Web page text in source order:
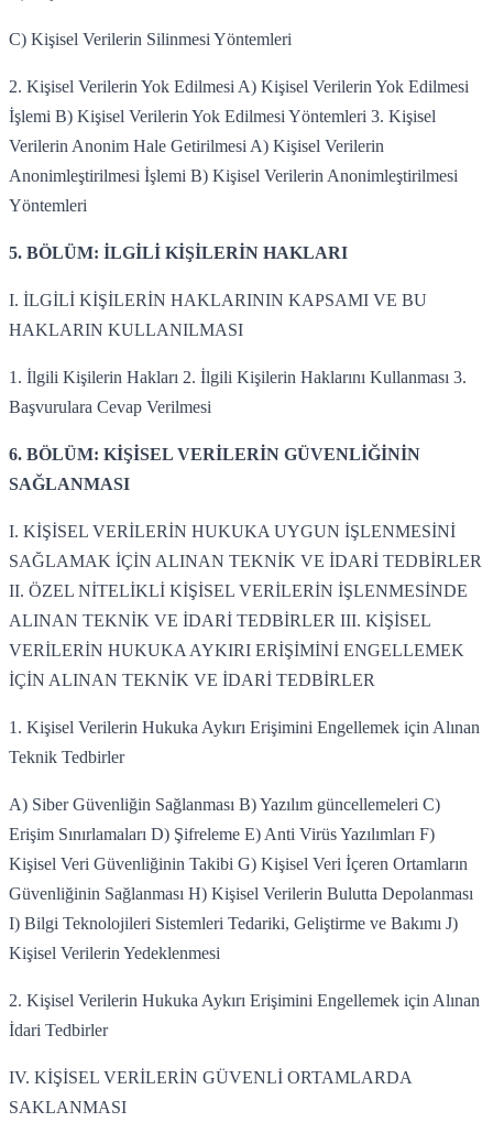
C) Kişisel Verilerin Silinmesi Yöntemleri
2. Kişisel Verilerin Yok Edilmesi A) Kişisel Verilerin Yok Edilmesi
İşlemi B) Kişisel Verilerin Yok Edilmesi Yöntemleri 3. Kişisel
Verilerin Anonim Hale Getirilmesi A) Kişisel Verilerin
Anonimleştirilmesi İşlemi B) Kişisel Verilerin Anonimleştirilmesi
Yöntemleri
5. BÖLÜM: İLGİLİ KİŞİLERİN HAKLARI
I. İLGİLİ KİŞİLERİN HAKLARININ KAPSAMI VE BU
HAKLARIN KULLANILMASI
1. İlgili Kişilerin Hakları 2. İlgili Kişilerin Haklarını Kullanması 3.
Başvurulara Cevap Verilmesi
6. BÖLÜM: KİŞİSEL VERİLERİN GÜVENLİĞİNİN
SAĞLANMASI
I. KİŞİSEL VERİLERİN HUKUKA UYGUN İŞLENMESİNİ
SAĞLAMAK İÇİN ALINAN TEKNİK VE İDARİ TEDBİRLER
II. ÖZEL NİTELİKLİ KİŞİSEL VERİLERİN İŞLENMESİNDE
ALINAN TEKNİK VE İDARİ TEDBİRLER III. KİŞİSEL
VERİLERİN HUKUKA AYKIRI ERİŞİMİNİ ENGELLEMEK
İÇİN ALINAN TEKNİK VE İDARİ TEDBİRLER
1. Kişisel Verilerin Hukuka Aykırı Erişimini Engellemek için Alınan
Teknik Tedbirler
A) Siber Güvenliğin Sağlanması B) Yazılım güncellemeleri C)
Erişim Sınırlamaları D) Şifreleme E) Anti Virüs Yazılımları F)
Kişisel Veri Güvenliğinin Takibi G) Kişisel Veri İçeren Ortamların
Güvenliğinin Sağlanması H) Kişisel Verilerin Bulutta Depolanması
I) Bilgi Teknolojileri Sistemleri Tedariki, Geliştirme ve Bakımı J)
Kişisel Verilerin Yedeklenmesi
2. Kişisel Verilerin Hukuka Aykırı Erişimini Engellemek için Alınan
İdari Tedbirler
IV. KİŞİSEL VERİLERİN GÜVENLİ ORTAMLARDA
SAKLANMASI